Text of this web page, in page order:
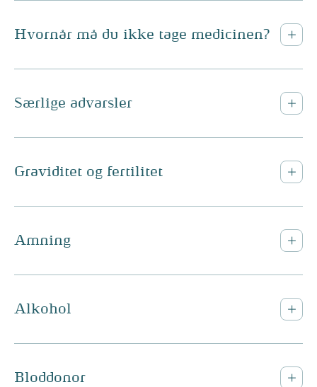
Hvornår må du ikke tage medicinen?
Særlige advarsler
Graviditet og fertilitet
Amning
Alkohol
Bloddonor